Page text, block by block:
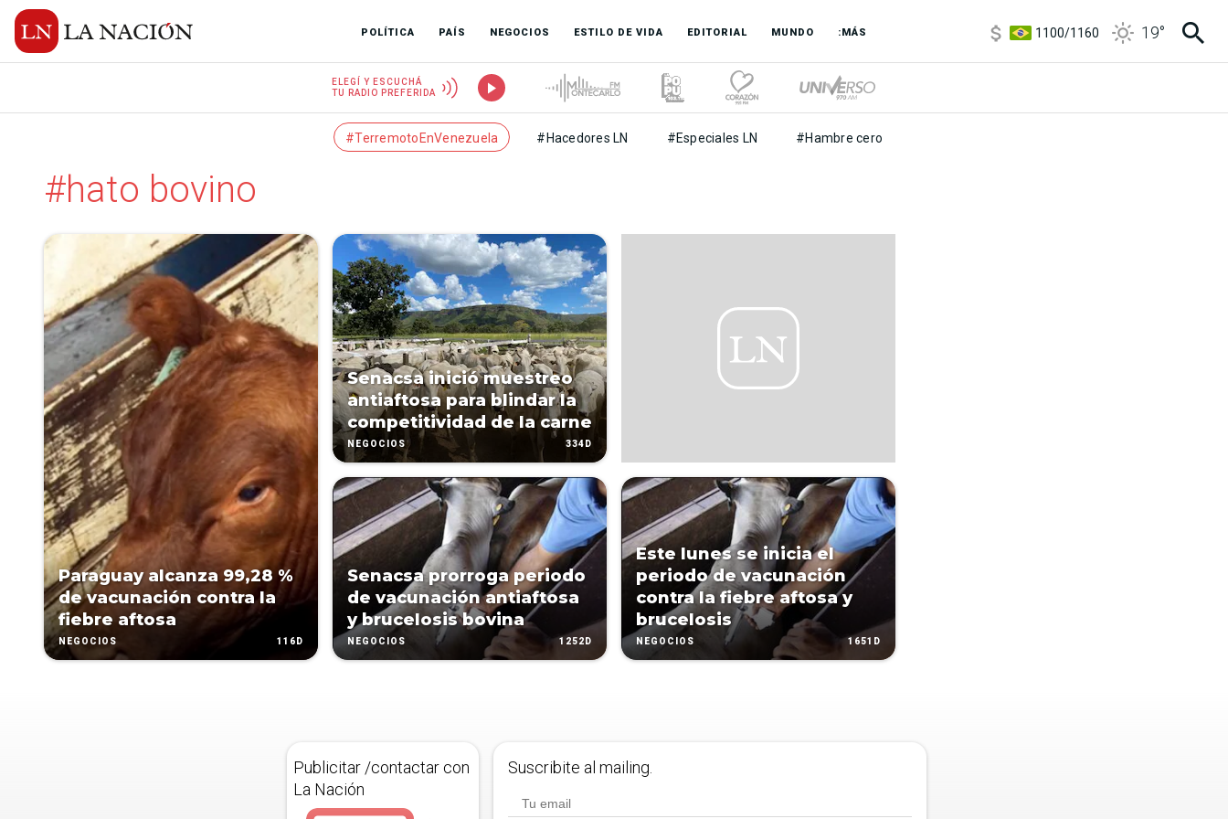
POLÍTICA PAÍS NEGOCIOS ESTILO DE VIDA EDITORIAL MUNDO :MÁS
1100/1160
19°
ELEGÍ Y ESCUCHÁ
TU RADIO PREFERIDA
#TerremotoEnVenezuela #Hacedores LN #Especiales LN #Hambre cero
#hato bovino
Paraguay alcanza 99,28 %
de vacunación contra la
fiebre aftosa
NEGOCIOS 116D
Senacsa inició muestreo
antiaftosa para blindar la
competitividad de la carne
NEGOCIOS 334D
Senacsa prorroga periodo
de vacunación antiaftosa
y brucelosis bovina
NEGOCIOS 1252D
Este lunes se inicia el
periodo de vacunación
contra la fiebre aftosa y
brucelosis
NEGOCIOS 1651D
Publicitar /contactar con
La Nación
Suscribite al mailing.